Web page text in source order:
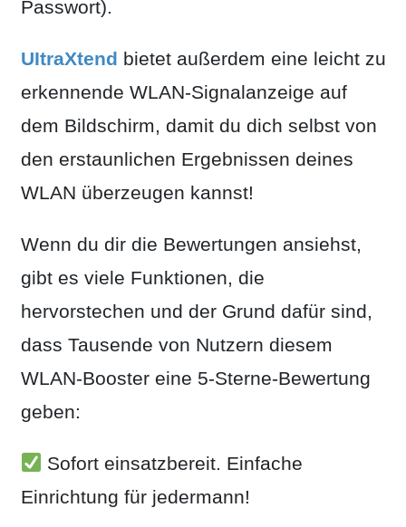
Passwort).
UItraXtend bietet außerdem eine leicht zu
erkennende WLAN-Signalanzeige auf
dem Bildschirm, damit du dich selbst von
den erstaunlichen Ergebnissen deines
WLAN überzeugen kannst!
Wenn du dir die Bewertungen ansiehst,
gibt es viele Funktionen, die
hervorstechen und der Grund dafür sind,
dass Tausende von Nutzern diesem
WLAN-Booster eine 5-Sterne-Bewertung
geben:
Sofort einsatzbereit. Einfache
Einrichtung für jedermann!